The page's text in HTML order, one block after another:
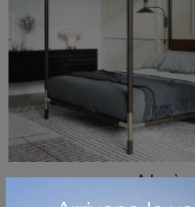
Arborè